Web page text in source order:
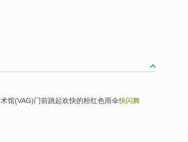
馆(VAG)门前跳起欢快的粉红色雨伞快闪舞